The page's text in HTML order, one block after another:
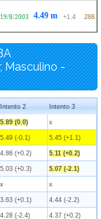
19/8/2003 4.49 m +1.4 288
Masculino -
Intento 2 Intento 3
5.89 (0.0) x
5.49 (-0.1) 5.45 (+1.1)
4.86 (+0.2) 5.11 (+0.2)
5.03 (+0.3) 5.07 (-2.1)
x x
3.63 (+0.1) 4.44 (-2.2)
4.28 (-2.4) 4.37 (+0.2)